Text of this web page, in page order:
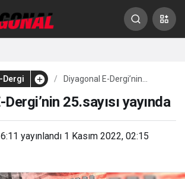
Dergi
Diyagonal E-Dergi’nin
25.sayısı yayında
yayınlandı 1 Kasım 2022, 02:15
0 Paylaş